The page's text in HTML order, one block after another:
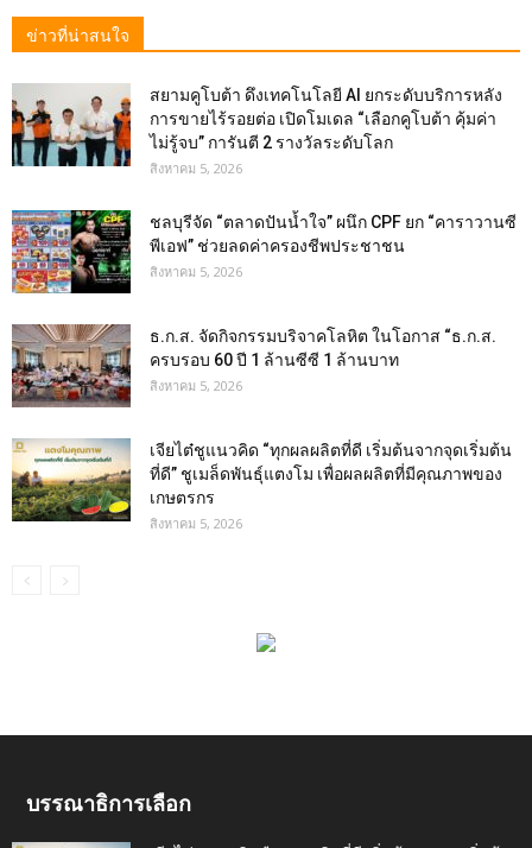
ข่าวที่น่าสนใจ
สยามคูโบต้า ดึงเทคโนโลยี AI ยกระดับบริการหลัง
การขายไร้รอยต่อ เปิดโมเดล “เลือกคูโบต้า คุ้มค่า
ไม่รู้จบ” การันตี 2 รางวัลระดับโลก
สิงหาคม 5, 2026
ชลบุรีจัด “ตลาดปันน้ำใจ” ผนึก CPF ยก “คาราวานซี
พีเอฟ” ช่วยลดค่าครองชีพประชาชน
สิงหาคม 5, 2026
ธ.ก.ส. จัดกิจกรรมบริจาคโลหิต ในโอกาส “ธ.ก.ส.
ครบรอบ 60 ปี 1 ล้านซีซี 1 ล้านบาท
สิงหาคม 5, 2026
เจียไต๋ชูแนวคิด “ทุกผลผลิตที่ดี เริ่มต้นจากจุดเริ่มต้น
ที่ดี” ชูเมล็ดพันธุ์แตงโม เพื่อผลผลิตที่มีคุณภาพของ
เกษตรกร
สิงหาคม 5, 2026
บรรณาธิการเลือก